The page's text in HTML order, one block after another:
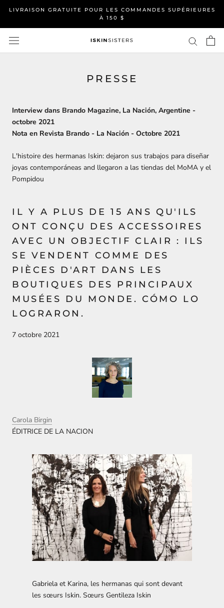
contenu
LIVRAISON GRATUITE POUR LES COMMANDES SUPÉRIEURES
À 150 $
PRESSE
Interview dans Brando Magazine, La Nación, Argentine -
octobre 2021
Nota en Revista Brando - La Nación - Octobre 2021
L'histoire des hermanas Iskin: dejaron sus trabajos para diseñar
joyas contemporáneas and llegaron a las tiendas del MoMA y el
Pompidou
IL Y A PLUS DE 15 ANS QU'ILS
ONT CONÇU DES ACCESSOIRES
AVEC UN OBJECTIF CLAIR : ILS
SE VENDENT COMME DES
PIÈCES D'ART DANS LES
BOUTIQUES DES PRINCIPAUX
MUSÉES DU MONDE. CÓMO LO
LOGRARON.
7 octobre 2021
Carola Birgin
ÉDITRICE DE LA NACION
Gabriela et Karina, les hermanas qui sont devant
les sœurs Iskin. Sœurs Gentileza Iskin